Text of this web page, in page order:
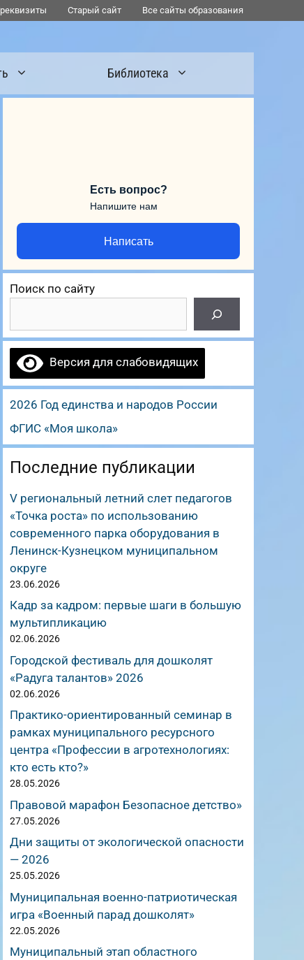
Старый сайт Все сайты образования
Библиотека
Есть вопрос?
Напишите нам
Написать
Поиск по сайту
Версия для слабовидящих
2026 Год единства и народов России
ФГИС «Моя школа»
Последние публикации
V региональный летний слет педагогов
«Точка роста» по использованию
современного парка оборудования в
Ленинск-Кузнецком муниципальном
округе
23.06.2026
Кадр за кадром: первые шаги в большую
мультипликацию
02.06.2026
Городской фестиваль для дошколят
«Радуга талантов» 2026
02.06.2026
Практико-ориентированный семинар в
рамках муниципального ресурсного
центра «Профессии в агротехнологиях:
кто есть кто?»
28.05.2026
Правовой марафон Безопасное детство»
27.05.2026
Дни защиты от экологической опасности
— 2026
25.05.2026
Муниципальная военно-патриотическая
игра «Военный парад дошколят»
22.05.2026
Муниципальный этап областного